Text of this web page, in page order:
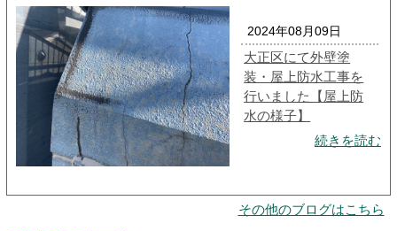
2024年08月09日
大正区にて外壁塗
装・屋上防水工事を
行いました【屋上防
水の様子】
続きを読む
その他のブログはこちら